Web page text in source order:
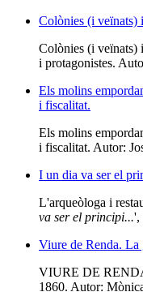
Colònies (i veïnats)
Colònies (i veïnats)
i protagonistes.
Els molins
i fiscalitat.
Els molins
i fiscalitat. Autor:
I un dia va ser el
L'arqueòloga i
va ser el principi...',
Viure de Renda. La
VIURE DE
1860. Autor: